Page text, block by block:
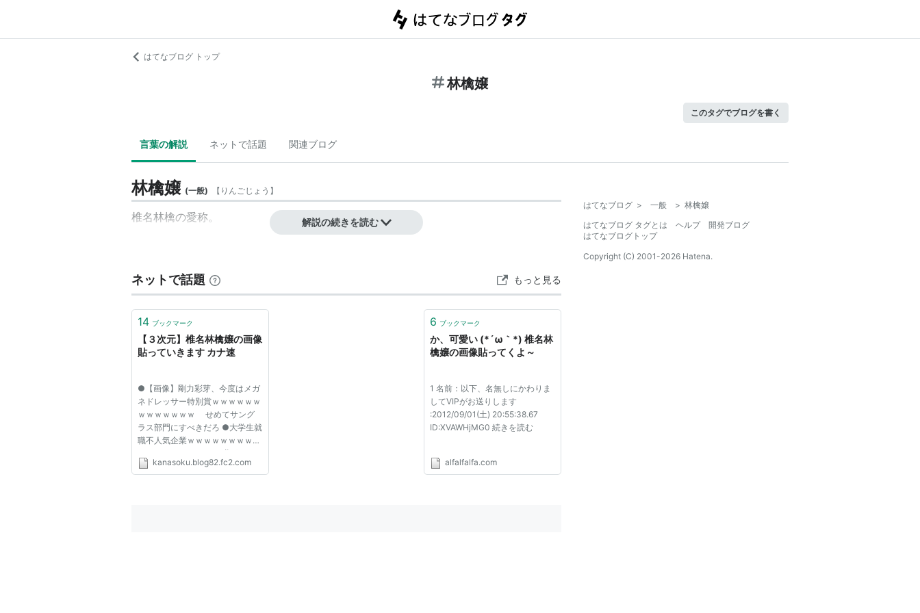
はてなブログ トップ
林檎嬢
このタグでブログを書く
言葉の解説 ネットで話題 関連ブログ
林檎嬢 (一般) 【 りんごじょう 】
椎名林檎の愛称。 解説の続きを読む
ネットで話題 もっと見る
14 ブックマーク
【３次元】椎名林檎嬢の画像
貼っていきます カナ速
●【画像】剛力彩芽、今度はメガ
ネドレッサー特別賞ｗｗｗｗｗｗ
ｗｗｗｗｗｗｗ せめてサング
ラス部門にすべきだろ ●大学生就
職不人気企業ｗｗｗｗｗｗｗｗｗ
ｗｗｗｗｗｗ まあ、職種なん
て選べる時代じゃないんですけど
kanasoku.blog82.fc2.com
6 ブックマーク
か、可愛い (*´ω｀*) 椎名林
檎嬢の画像貼ってくよ～
1 名前：以下、名無しにかわりま
してVIPがお送りします
:2012/09/01(土) 20:55:38.67
ID:XVAWHjMG0 続きを読む
alfalfalfa.com
はてなブログ > 一般 > 林檎嬢
はてなブログ タグとは
ヘルプ
開発ブログ
はてなブログトップ
Copyright (C) 2001-2026 Hatena.